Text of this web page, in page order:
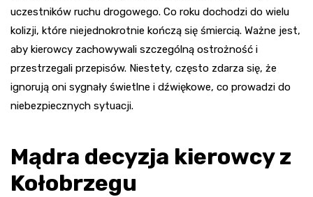
uczestników ruchu drogowego. Co roku dochodzi do wielu
kolizji, które niejednokrotnie kończą się śmiercią. Ważne jest,
aby kierowcy zachowywali szczególną ostrożność i
przestrzegali przepisów. Niestety, często zdarza się, że
ignorują oni sygnały świetlne i dźwiękowe, co prowadzi do
niebezpiecznych sytuacji.
Mądra decyzja kierowcy z
Kołobrzegu